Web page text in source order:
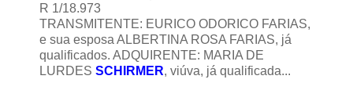
R 1/18.973
TRANSMITENTE: EURICO ODORICO FARIAS,
e sua esposa ALBERTINA ROSA FARIAS, já
qualificados. ADQUIRENTE: MARIA DE
LURDES SCHIRMER, viúva, já qualificada...